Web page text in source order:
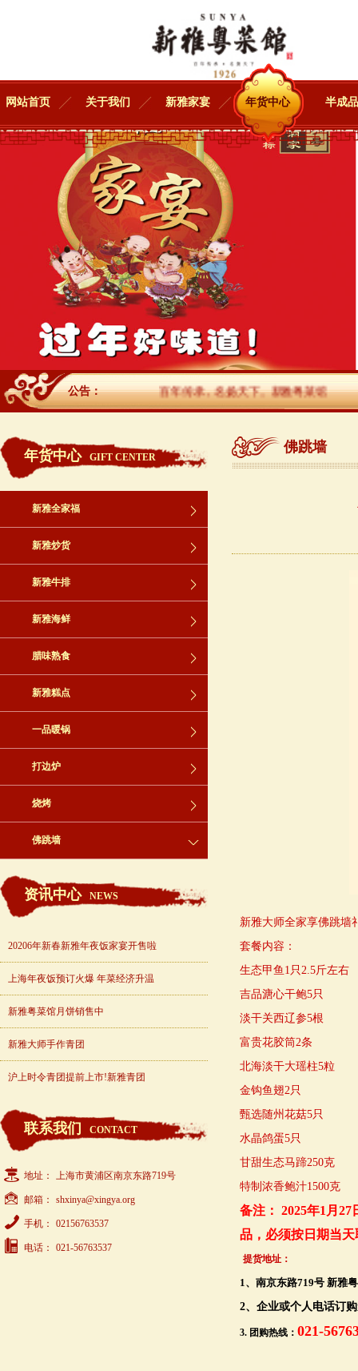
网站首页 关于我们 新雅家宴 年货中心 半成
公告： 百年传承，名扬天下。新雅粤菜馆
年货中心 GIFT CENTER
新雅全家福
新雅炒货
新雅牛排
新雅海鲜
腊味熟食
新雅糕点
一品暖锅
打边炉
烧烤
佛跳墙
资讯中心 NEWS
20206年新春新雅年夜饭家宴开售啦
上海年夜饭预订火爆 年菜经济升温
新雅粤菜馆月饼销售中
新雅大师手作青团
沪上时令青团提前上市!新雅青团
联系我们 CONTACT
地址： 上海市黄浦区南京东路719号
邮箱： shxinya@xingya.org
手机： 02156763537
电话： 021-56763537
佛跳墙
新雅大师全家享佛跳墙
套餐内容：
生态甲鱼1只2.5斤左右
吉品溏心干鲍5只
淡干关西辽参5根
富贵花胶筒2条
北海淡干大瑶柱5粒
金钩鱼翅2只
甄选随州花菇5只
水晶鸽蛋5只
甘甜生态马蹄250克
特制浓香鲍汁1500克
备注： 2025年1月
品，必须按日期当天
提货地址：
1、南京东路719号 新雅
2、企业或个人电话订
3. 团购热线： 021-